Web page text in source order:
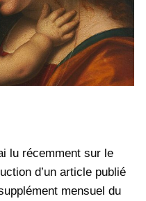
lu récemment sur le
d’un article publié
mensuel du